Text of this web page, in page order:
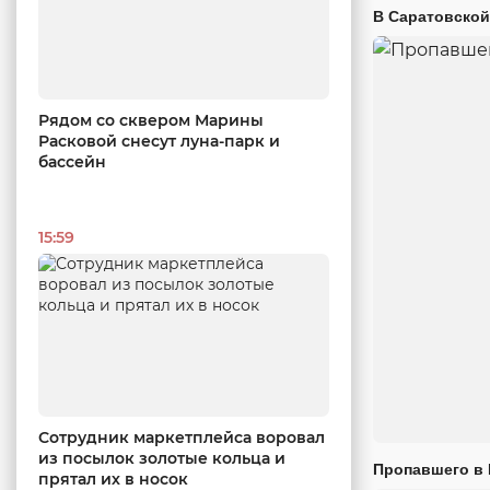
Рядом со сквером Марины
Расковой снесут луна-парк и
бассейн
15:59
Сотрудник маркетплейса воровал
из посылок золотые кольца и
прятал их в носок
В
Пропавшего в